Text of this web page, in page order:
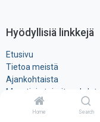
Home Search
Hyödyllisiä linkkejä
Etusivu
Tietoa meistä
Ajankohtaista
Myynti- ja toimitusehdot
Rekisteri- ja ​evästeseloste
Tuotteet